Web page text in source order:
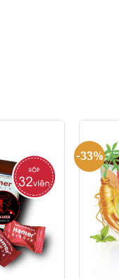
-33%